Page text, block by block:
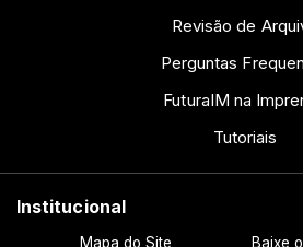
Revisão de
Perguntas
FuturaIM na
Tutoriais
Institucional
Mapa do Site Baixe